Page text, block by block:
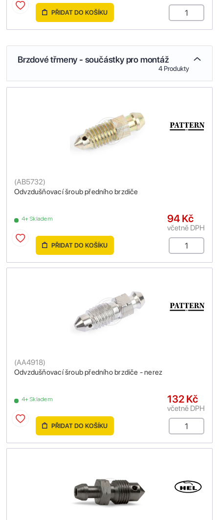
PŘIDAT DO KOŠÍKU
Brzdové třmeny - součástky pro montáž
4 Produkty
Odvzdušňovací šroub předního brzdiče
(AB5732)
4+ Skladem 94 Kč
včetně DPH
PŘIDAT DO KOŠÍKU
Odvzdušňovací šroub předního brzdiče - nerez
(AA4918)
4+ Skladem 132 Kč
včetně DPH
PŘIDAT DO KOŠÍKU